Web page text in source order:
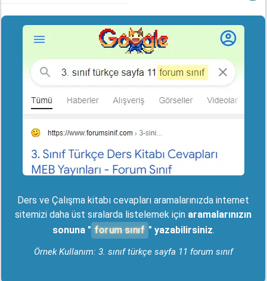
Ders ve Çalışma kitabı cevapları aramalarınızda internet
sitemizi daha üst sıralarda listelemek için aramalarınızın
sonuna " forum sınıf " yazabilirsiniz.
Örnek Kullanım: 3. sınıf türkçe sayfa 11 forum sınıf